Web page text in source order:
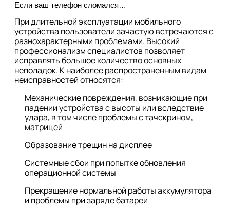
Если ваш телефон сломался…
При длительной эксплуатации мобильного
устройства пользователи зачастую встречаются с
разнохарактерными проблемами. Высокий
профессионализм специалистов позволяет
исправлять большое количество основных
неполадок. К наиболее распространенным видам
неисправностей относятся:
Механические повреждения, возникающие при
падении устройства с высоты или вследствие
удара, в том числе проблемы с тачскрином,
матрицей
Образование трещин на дисплее
Системные сбои при попытке обновления
операционной системы
Прекращение нормальной работы аккумулятора
и проблемы при заряде батареи